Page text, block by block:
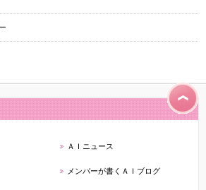
ＡＩニュース
メンバーが書くＡＩブログ